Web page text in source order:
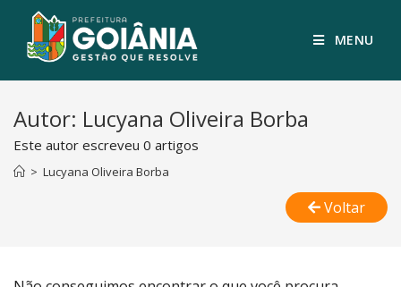
MENU
Autor: Lucyana Oliveira Borba
Este autor escreveu 0 artigos
> Lucyana Oliveira Borba
Voltar